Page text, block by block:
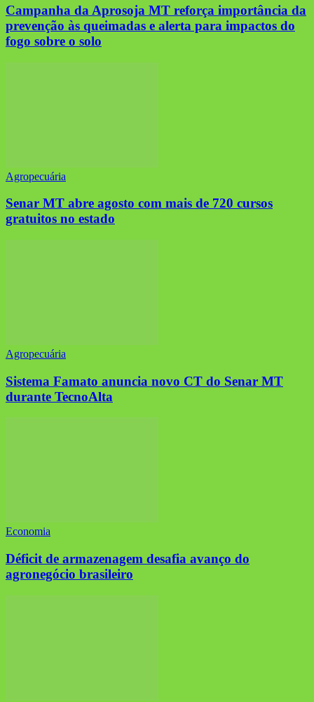
Campanha da Aprosoja MT reforça importância da
prevenção às queimadas e alerta para impactos do
fogo sobre o solo
Agropecuária
Senar MT abre agosto com mais de 720 cursos
gratuitos no estado
Agropecuária
Sistema Famato anuncia novo CT do Senar MT
durante TecnoAlta
Economia
Déficit de armazenagem desafia avanço do
agronegócio brasileiro